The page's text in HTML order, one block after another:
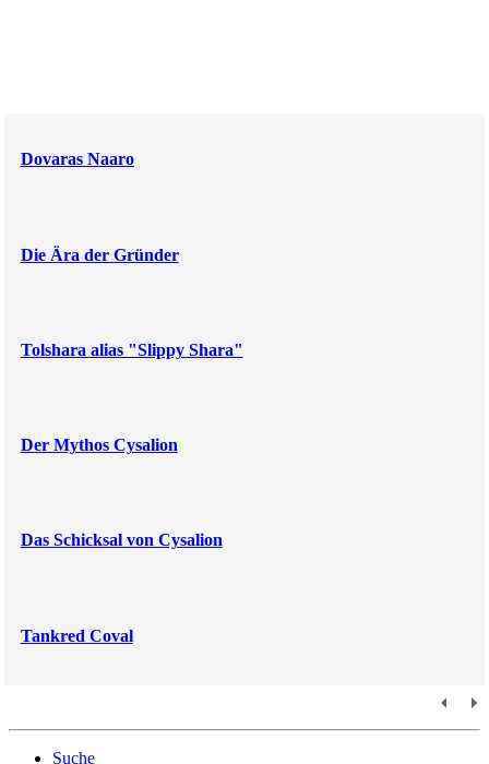
Dovaras Naaro
Die Ära der Gründer
Tolshara alias "Slippy Shara"
Der Mythos Cysalion
Das Schicksal von Cysalion
Tankred Coval
Suche